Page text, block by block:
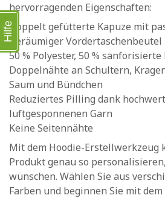
hervorragenden Eigenschaften:
Doppelt gefütterte Kapuze mit
Geräumiger Vordertaschenbeutel
50 % Polyester, 50 %
Doppelnähte an Schultern,
Saum und Bündchen
Reduziertes Pilling dank
luftgesponnenen Garn
Keine Seitennähte
Mit dem Hoodie-Erstellwerkzeug
Produkt genau so
wünschen. Wählen Sie aus
Farben und beginnen Sie mit dem
Hilfe